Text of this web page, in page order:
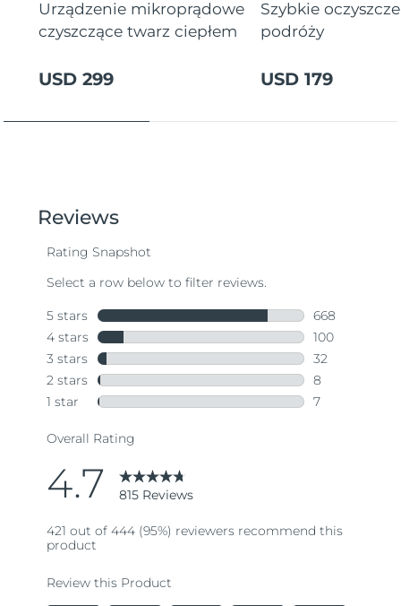
Urządzenie mikroprądowe
czyszczące twarz ciepłem
USD 299
Szybkie
podróży
USD 179